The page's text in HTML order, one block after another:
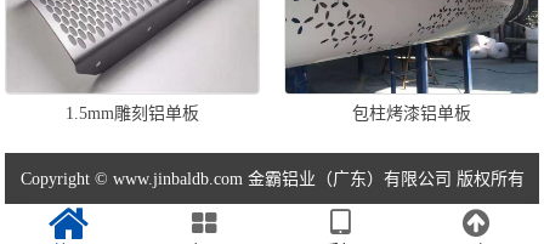
1.5mm雕刻铝单板 包柱烤漆铝单板
Copyright © www.jinbaldb.com 金霸铝业（广东）有限公司 版权所有